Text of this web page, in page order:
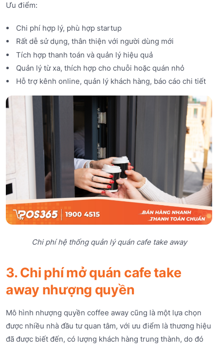
Ưu điểm:
Chi phí hợp lý, phù hợp startup
Rất dễ sử dụng, thân thiện với người dùng mới
Tích hợp thanh toán và quản lý hiệu quả
Quản lý từ xa, thích hợp cho chuỗi hoặc quán nhỏ
Hỗ trợ kênh online, quản lý khách hàng, báo cáo chi tiết
Chi phí hệ thống quản lý quán cafe take away
3. Chi phí mở quán cafe take
away nhượng quyền
Mô hình nhượng quyền coffee away cũng là một lựa chọn
được nhiều nhà đầu tư quan tâm, với ưu điểm là thương hiệu
đã được biết đến, có lượng khách hàng trung thành, do đó